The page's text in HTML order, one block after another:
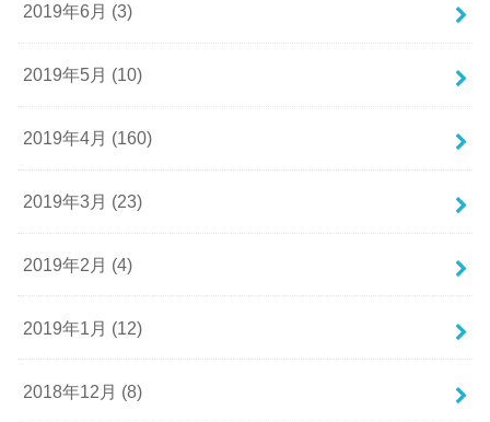
2019年6月 (3)
2019年5月 (10)
2019年4月 (160)
2019年3月 (23)
2019年2月 (4)
2019年1月 (12)
2018年12月 (8)